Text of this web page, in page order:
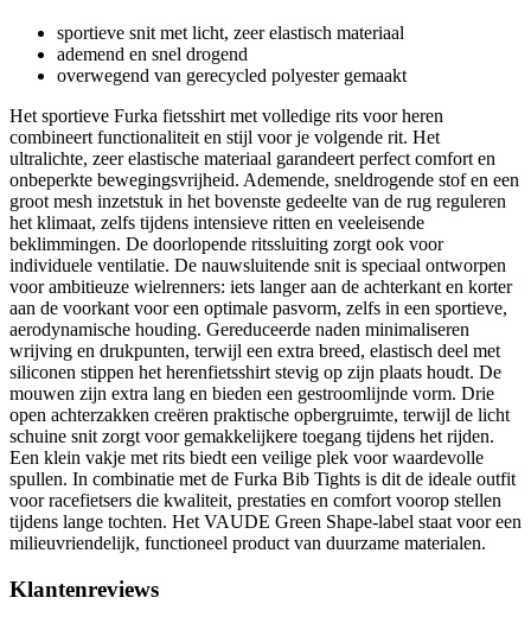
sportieve snit met licht, zeer elastisch materiaal
ademend en snel drogend
overwegend van gerecycled polyester gemaakt
Het sportieve Furka fietsshirt met volledige rits voor heren
combineert functionaliteit en stijl voor je volgende rit. Het
ultralichte, zeer elastische materiaal garandeert perfect comfort en
onbeperkte bewegingsvrijheid. Ademende, sneldrogende stof en een
groot mesh inzetstuk in het bovenste gedeelte van de rug reguleren
het klimaat, zelfs tijdens intensieve ritten en veeleisende
beklimmingen. De doorlopende ritssluiting zorgt ook voor
individuele ventilatie. De nauwsluitende snit is speciaal ontworpen
voor ambitieuze wielrenners: iets langer aan de achterkant en korter
aan de voorkant voor een optimale pasvorm, zelfs in een sportieve,
aerodynamische houding. Gereduceerde naden minimaliseren
wrijving en drukpunten, terwijl een extra breed, elastisch deel met
siliconen stippen het herenfietsshirt stevig op zijn plaats houdt. De
mouwen zijn extra lang en bieden een gestroomlijnde vorm. Drie
open achterzakken creëren praktische opbergruimte, terwijl de licht
schuine snit zorgt voor gemakkelijkere toegang tijdens het rijden.
Een klein vakje met rits biedt een veilige plek voor waardevolle
spullen. In combinatie met de Furka Bib Tights is dit de ideale outfit
voor racefietsers die kwaliteit, prestaties en comfort voorop stellen
tijdens lange tochten. Het VAUDE Green Shape-label staat voor een
milieuvriendelijk, functioneel product van duurzame materialen.
Klantenreviews